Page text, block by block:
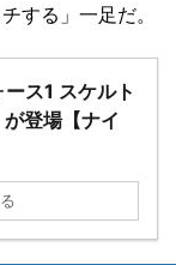
する」一足だ。
ス1 スケルト
登場【ナイ